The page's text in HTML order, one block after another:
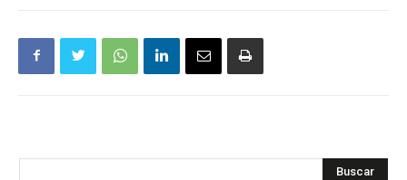
Buscar